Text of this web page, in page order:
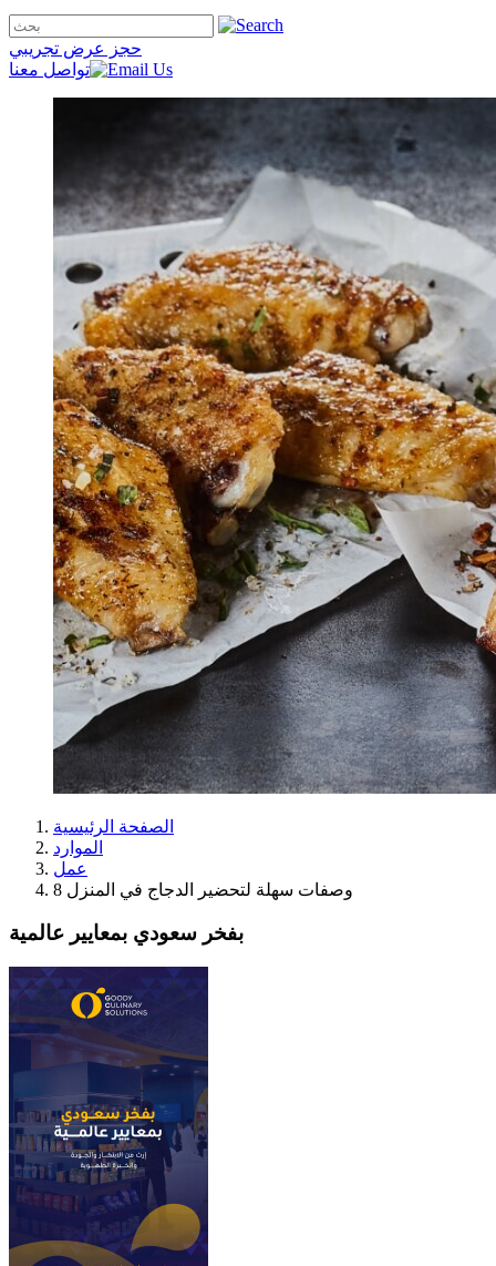
حجز عرض تجريبي
تواصل معنا
الصفحة الرئيسية
الموارد
عمل
8 وصفات سهلة لتحضير الدجاج في المنزل
بفخر سعودي بمعايير عالمية